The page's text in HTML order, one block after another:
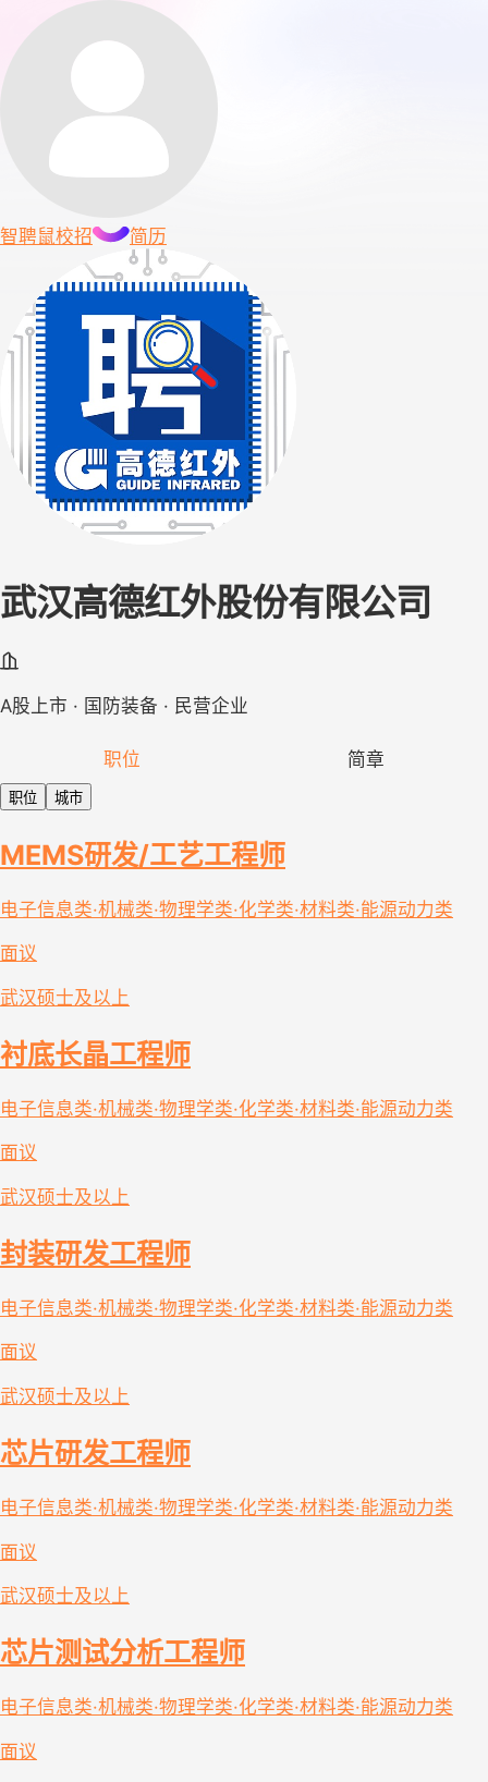
智聘鼠校招 简历
武汉高德红外股份有限公司
A股上市 · 国防装备 · 民营企业
职位 简章
职位 城市
MEMS研发/工艺工程师
电子信息类·机械类·物理学类·化学类·材料类·能源动力类
面议
武汉硕士及以上
衬底长晶工程师
电子信息类·机械类·物理学类·化学类·材料类·能源动力类
面议
武汉硕士及以上
封装研发工程师
电子信息类·机械类·物理学类·化学类·材料类·能源动力类
面议
武汉硕士及以上
芯片研发工程师
电子信息类·机械类·物理学类·化学类·材料类·能源动力类
面议
武汉硕士及以上
芯片测试分析工程师
电子信息类·机械类·物理学类·化学类·材料类·能源动力类
面议